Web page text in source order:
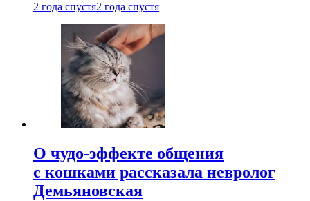
2 года спустя2 года спустя
О чудо-эффекте общения
с кошками рассказала невролог
Демьяновская